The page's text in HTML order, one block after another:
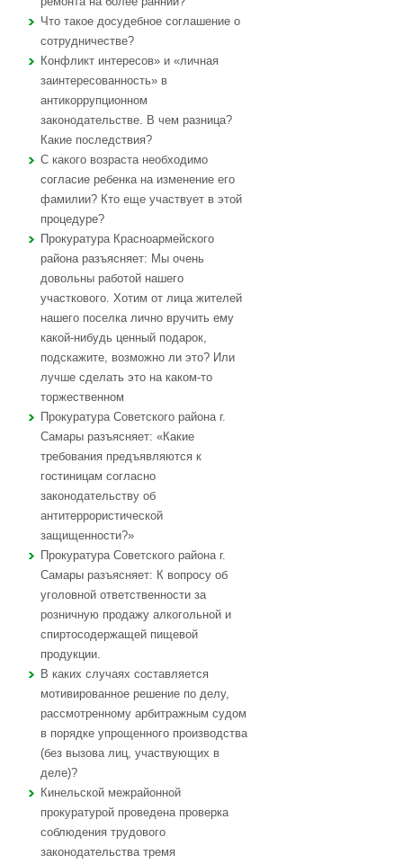
Что такое досудебное соглашение о
сотрудничестве?
Конфликт интересов» и «личная
заинтересованность» в
антикоррупционном
законодательстве. В чем разница?
Какие последствия?
С какого возраста необходимо
согласие ребенка на изменение его
фамилии? Кто еще участвует в этой
процедуре?
Прокуратура Красноармейского
района разъясняет: Мы очень
довольны работой нашего
участкового. Хотим от лица жителей
нашего поселка лично вручить ему
какой-нибудь ценный подарок,
подскажите, возможно ли это? Или
лучше сделать это на каком-то
торжественном
Прокуратура Советского района г.
Самары разъясняет: «Какие
требования предъявляются к
гостиницам согласно
законодательству об
антитеррористической
защищенности?»
Прокуратура Советского района г.
Самары разъясняет: К вопросу об
уголовной ответственности за
розничную продажу алкогольной и
спиртосодержащей пищевой
продукции.
В каких случаях составляется
мотивированное решение по делу,
рассмотренному арбитражным судом
в порядке упрощенного производства
(без вызова лиц, участвующих в
деле)?
Кинельской межрайонной
прокуратурой проведена проверка
соблюдения трудового
законодательства тремя